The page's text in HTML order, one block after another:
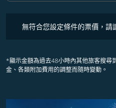
無符合您設定條件的票價，請
*顯示金額為過去48小時內其他旅客搜尋
金、各類附加費用的調整而隨時變動。